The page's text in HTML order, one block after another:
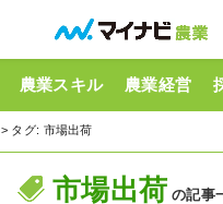
農業スキル 農業経営
> タグ: 市場出荷
市場出荷 の記事